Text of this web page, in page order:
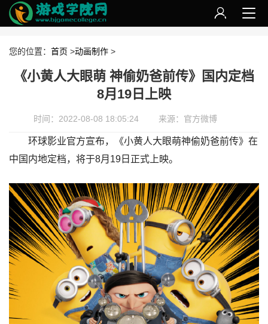
您的位置： 首页 >动画制作 >
《小黄人大眼萌 神偷奶爸前传》国内定档
8月19日上映
时间：2022-08-08 18:05:24 来源：官方微博
环球影业官方宣布，《小黄人大眼萌神偷奶爸前传》在
中国内地定档，将于8月19日正式上映。